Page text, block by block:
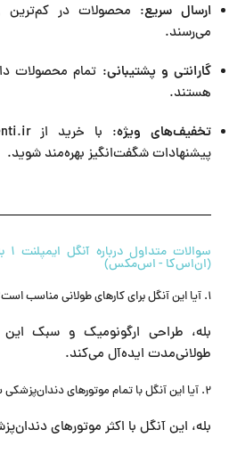
ارسال سریع: محصولات در
می‌رسند.
گارانتی و پشتیبانی: تمام محصولات
هستند.
تخفیف‌های ویژه
پیشنهادات شگفت‌انگیز بهره‌مند شوید.
(ان‌اس‌کا - اس‌مکس)
۱. آیا این آنگل برای کارهای طولانی مناسب است؟
بله، طراحی ارگونومیک و سبک این
طولانی‌مدت ایده‌آل می‌کند.
۲. آیا این آنگل با تمام موتورهای دندان‌پزشکی سازگار است؟
بله، این آنگل با اکثر موتورهای